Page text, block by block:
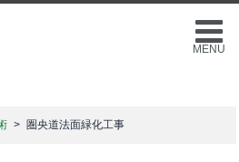
MENU
> 圏央道法面緑化工事